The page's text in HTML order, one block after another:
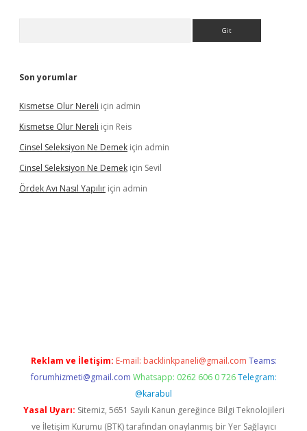
Son yorumlar
Kismetse Olur Nereli için admin
Kismetse Olur Nereli için Reis
Cinsel Seleksiyon Ne Demek için admin
Cinsel Seleksiyon Ne Demek için Sevil
Ördek Avı Nasıl Yapılır için admin
Reklam ve İletişim: E-mail: backlinkpaneli@gmail.com Teams:
forumhizmeti@gmail.com Whatsapp: 0262 606 0 726 Telegram:
@karabul
Yasal Uyarı: Sitemiz, 5651 Sayılı Kanun gereğince Bilgi Teknolojileri
ve İletişim Kurumu (BTK) tarafından onaylanmış bir Yer Sağlayıcı